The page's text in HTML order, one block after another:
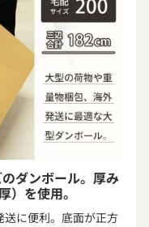
ダンボール。厚み
）を使用。
に便利。底面が正方